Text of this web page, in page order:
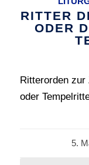
RITTER
ODER
Ritterorden zur
oder
5.